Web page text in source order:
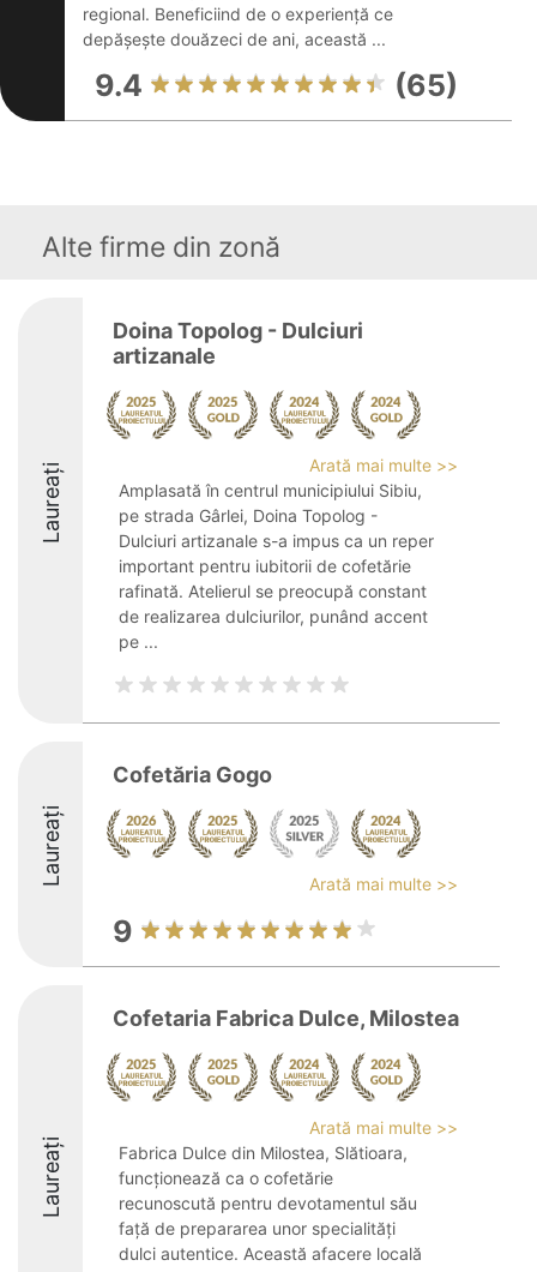
regional. Beneficiind de o experiență ce
depășește douăzeci de ani, această ...
9.4 (65)
Alte firme din zonă
Laureați
Doina Topolog - Dulciuri
artizanale
Arată mai multe >>
Amplasată în centrul municipiului Sibiu,
pe strada Gârlei, Doina Topolog -
Dulciuri artizanale s-a impus ca un reper
important pentru iubitorii de cofetărie
rafinată. Atelierul se preocupă constant
de realizarea dulciurilor, punând accent
pe ...
Laureați
Cofetăria Gogo
Arată mai multe >>
9
Laureați
Cofetaria Fabrica Dulce, Milostea
Arată mai multe >>
Fabrica Dulce din Milostea, Slătioara,
funcționează ca o cofetărie
recunoscută pentru devotamentul său
față de prepararea unor specialități
dulci autentice. Această afacere locală